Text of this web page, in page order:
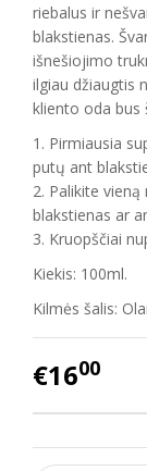
riebalus ir
blakstienas.
išnešiojimo
ilgiau džiaugtis
kliento oda bus
1. Pirmiausia
putų ant
2. Palikite
blakstienas ar
3. Kruopščiai
Kiekis: 100ml.
Kilmės šalis:
€1600